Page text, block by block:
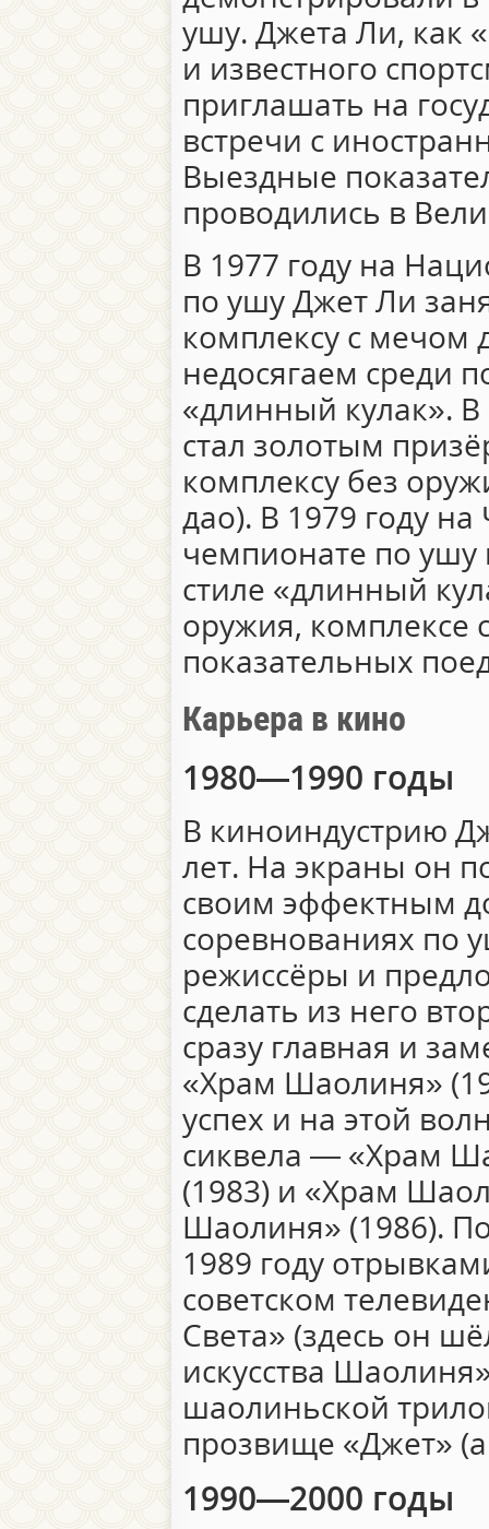
ушу. Джета Ли, как
и известного
приглашать на
встречи с
Выездные
проводились в
В 1977 году на
по ушу Джет Ли
комплексу с мечом
недосягаем среди
«длинный кулак».
стал золотым
комплексу без
дао). В 1979 году
чемпионате по ушу
стиле «длинный
оружия, комплексе
показательных
Карьера в кино
1980—1990 годы
В киноиндустрию
лет. На экраны он
своим эффектным
соревнованиях по
режиссёры и
сделать из него
сразу главная и
«Храм Шаолиня»
успех и на этой
сиквела — «Храм
(1983) и «Храм
Шаолиня» (1986).
1989 году
советском
Света» (здесь он
искусства
шаолиньской
прозвище «Джет»
1990—2000 годы